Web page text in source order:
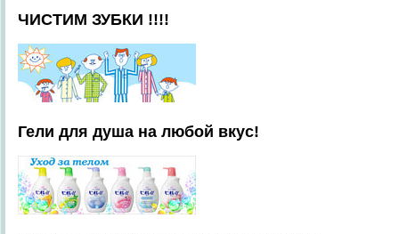
ЧИСТИМ ЗУБКИ !!!!
Гели для душа на любой вкус!